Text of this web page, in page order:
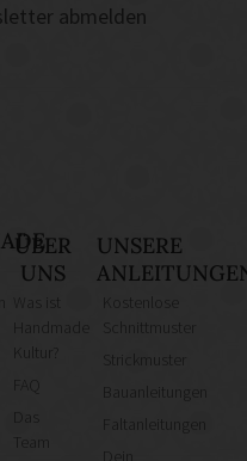
abmelden
ÜBER
UNS
Was ist
Kultur?
Das
Team
UNSERE
Kostenlose
Schnittmuster
Strickmuster
Bauanleitungen
Faltanleitungen